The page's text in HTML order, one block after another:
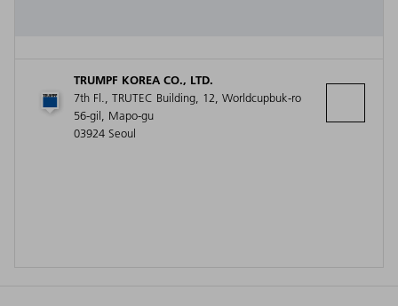
TRUMPF KOREA CO., LTD.
7th Fl., TRUTEC Building, 12, Worldcupbuk-ro
56-gil, Mapo-gu
03924 Seoul